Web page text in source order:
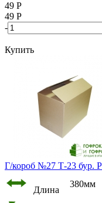
49 Р
49 Р
-
Купить
Г/короб №27 Т-23 бур.
Длина
380мм